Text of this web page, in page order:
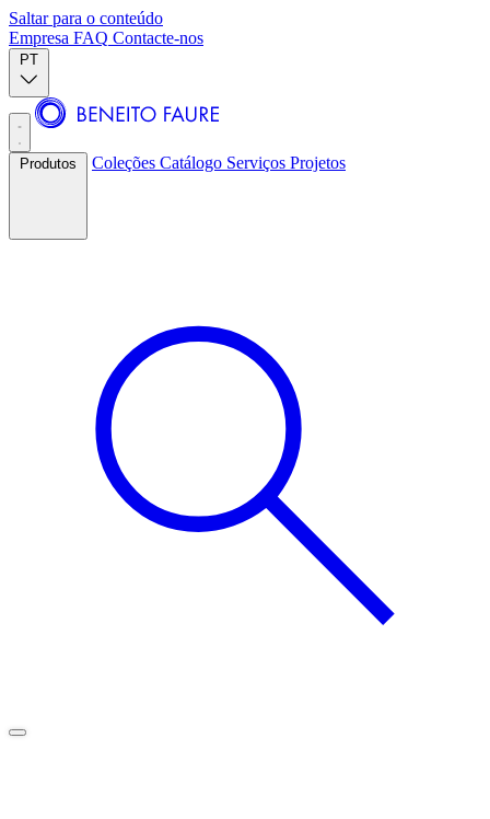
Saltar para o conteúdo
Empresa FAQ Contacte-nos
PT
Produtos Coleções Catálogo Serviços Projetos